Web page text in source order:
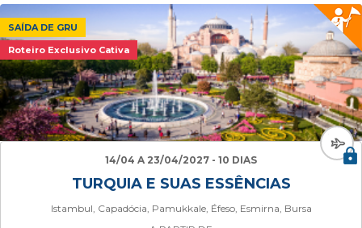
SAÍDA DE GRU
Roteiro Exclusivo Cativa
14/04 A 23/04/2027 - 10 DIAS
TURQUIA E SUAS ESSÊNCIAS
Istambul, Capadócia, Pamukkale, Éfeso, Esmirna, Bursa